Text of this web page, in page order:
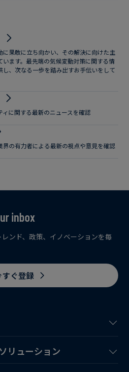
に果敢に立ち向かい、その解決に向けた主
います。最先端の気候変動対策に関する情
し、次なる一歩を踏み出すお手伝いをして
ィに関する最新のニュースを確認
界の有力者による最新の視点や意見を確認
リューション
inbox
ンド、政策、イノベーションを毎
すぐ登録